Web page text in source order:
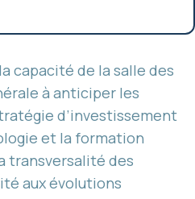
capacité de la salle des
à anticiper les
d’investissement
et la formation
transversalité des
aux évolutions